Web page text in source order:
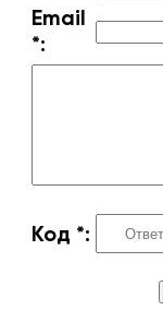
Email
*:
Код *: